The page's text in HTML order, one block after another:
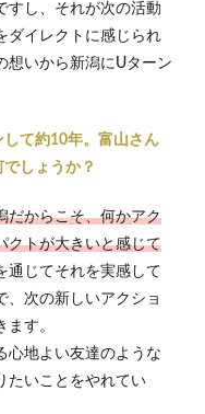
すし、それが次の活動
ダイレクトに感じられ
想いから新潟にUターン
て約10年。富山さん
しょうか？
だからこそ、何かアク
クトが大きいと感じて
通じてそれを実感して
、次の新しいアクショ
す。
心地よい友達のような
たいことをやれてい